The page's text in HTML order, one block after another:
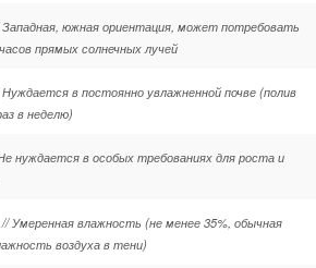
Западная, южная ориентация, может потребовать
прямых солнечных лучей
в постоянно увлажненной почве (полив
в неделю)
нуждается в особых требованиях для роста и
// Умеренная влажность (не менее 35%, обычная
воздуха в тени)